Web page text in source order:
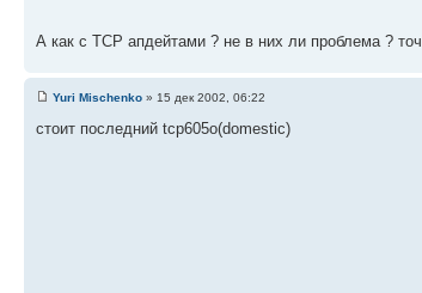
А как с TCP апдейтами ? не в них ли проблема ?
Yuri Mischenko » 15 дек 2002, 06:22
стоит последний tcp605o(domestic)